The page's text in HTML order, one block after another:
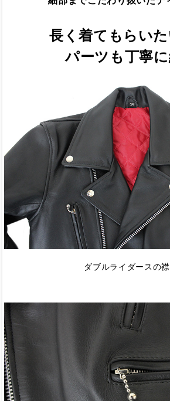
長く着てもらい
パーツも丁寧
ダブルライダースの襟